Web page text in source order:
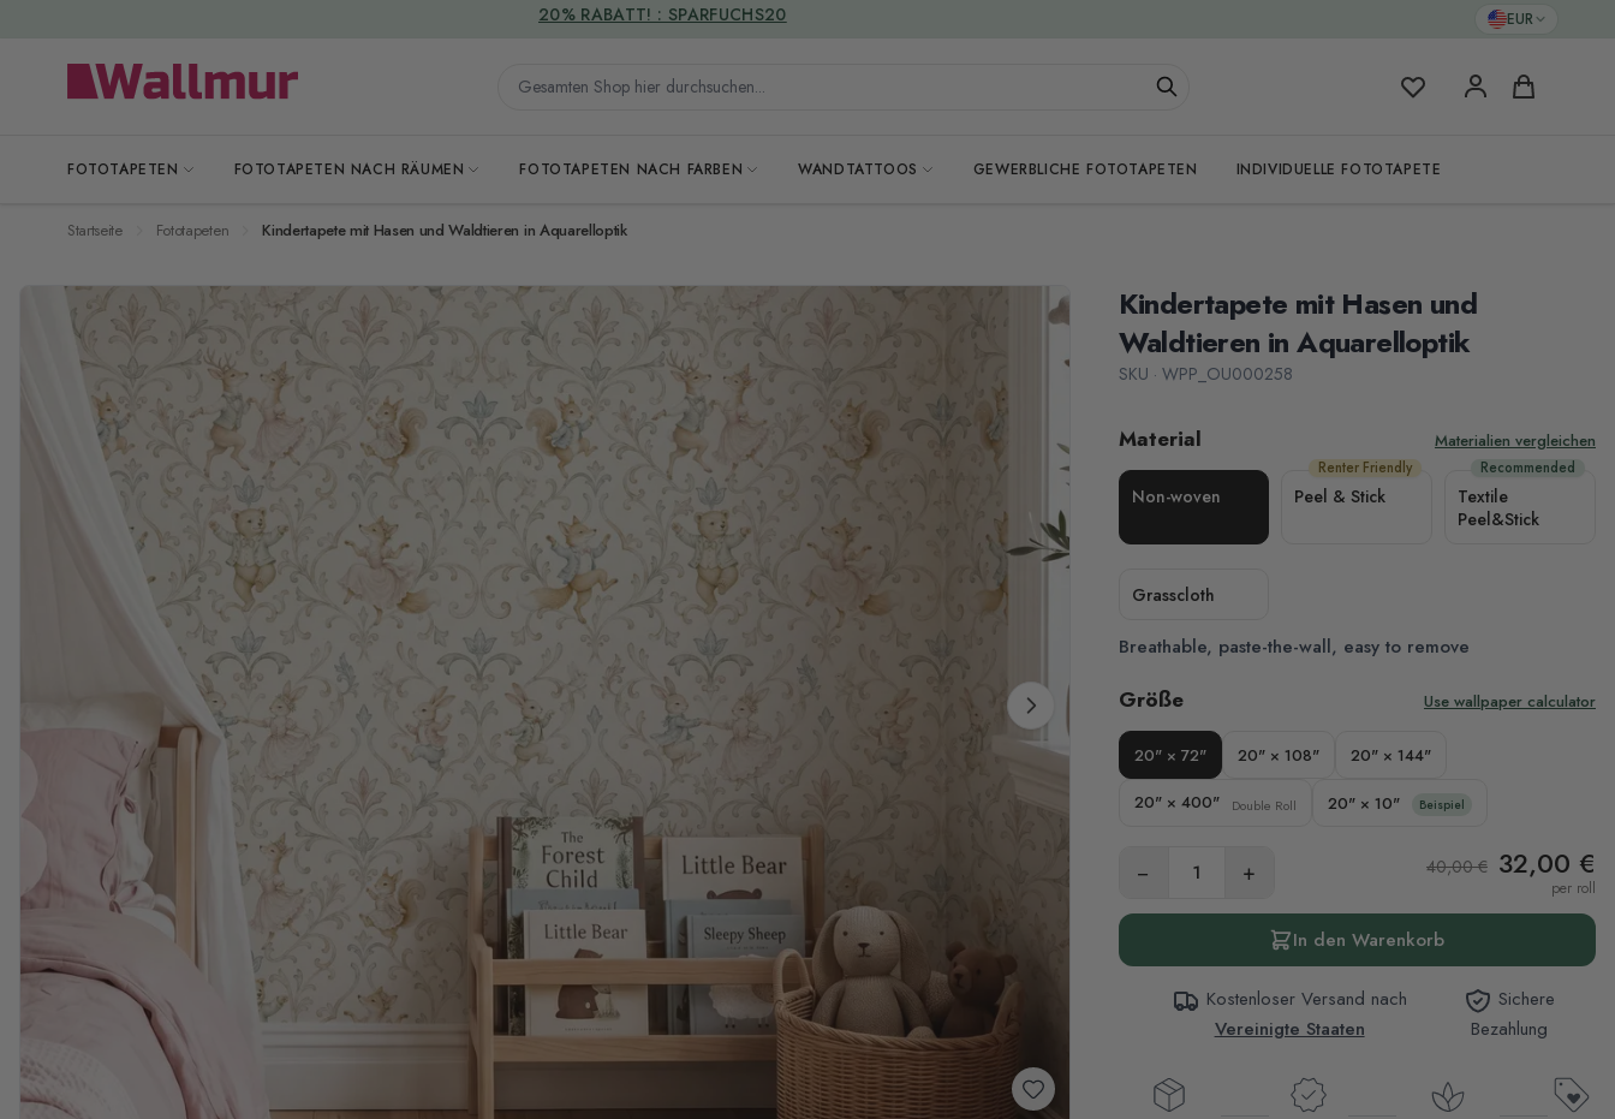
EUR
Gesamten Shop hier durchsuchen... Meine FavoritenWarenkorb
FOTOTAPETEN FOTOTAPETEN NACH RÄUMEN FOTOTAPETEN NACH FARBEN WANDTATTOOS GEWERBLICHE FOTOTAPETEN INDIVIDUELLE FOTOTAPETE
VERSANDKOSTENFREI
Startseite Fototapeten Kindertapete mit Hasen und Waldtieren in Aquarelloptik
Kindertapete mit Hasen und
Waldtieren in Aquarelloptik
SKU · WPP_OU000258
Material Materialien vergleichen
Non-woven
Renter Friendly
Peel & Stick
Recommended
Textile
Peel&Stick
Grasscloth
Breathable, paste-the-wall, easy to remove
Größe Use wallpaper calculator
20" × 72" 20" × 108" 20" × 144"
20" × 400" Double Roll 20" × 10" Beispiel
− + 40,00 € 32,00 €
per roll
In den Warenkorb
Kostenloser Versand nach
Vereinigte Staaten
Sichere
Bezahlung